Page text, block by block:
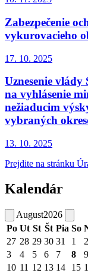
Zabezpečenie
vykurovacieho
17. 10. 2025
Uznesenie
na vyhlásenie
nežiaducim
vybraných
13. 10. 2025
Prejdite na stránku
Kalendár
August2026
Po Ut St Št Pia So
27 28 29 30 31 1
2
3
4 5 6 7 8
9
10 11 12 13 14 15